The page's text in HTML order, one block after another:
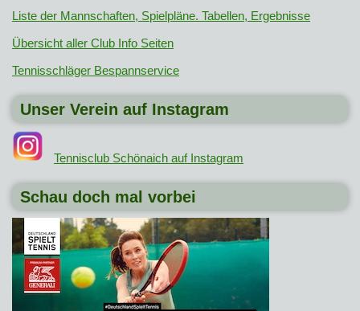
Liste der Mannschaften, Spielpläne. Tabellen, Ergebnisse
Übersicht aller Club Info Seiten
Tennisschläger Bespannservice
Unser Verein auf Instagram
Tennisclub Schönaich auf Instagram
Schau doch mal vorbei